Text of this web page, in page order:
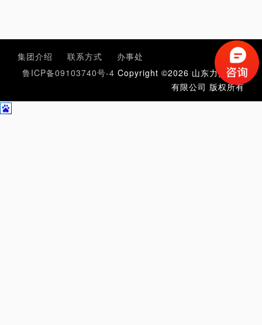
集团介绍 联系方式
办事处
鲁ICP备09103740号-4 Copyright ©2026 山东力扬塑业
有限公司 版权所有